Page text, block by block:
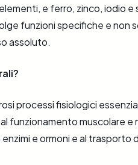
e ferro, zinco, iodio e
funzioni specifiche e non
assoluto.
processi fisiologici
funzionamento muscolare e
e ormoni e al trasporto